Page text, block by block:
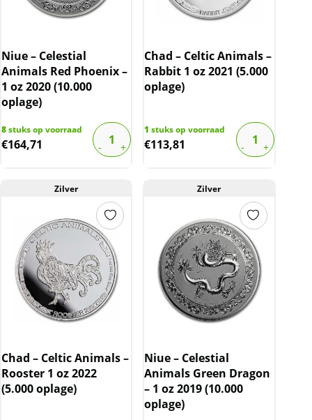
Niue – Celestial
Animals Red Phoenix –
1 oz 2020 (10.000
oplage)
8stuks op voorraad
€164,71
Chad – Celtic Animals –
Rabbit 1 oz 2021 (5.000
oplage)
1 stuks op voorraad
€113,81
Zilver
Chad – Celtic Animals –
Rooster 1 oz 2022
(5.000 oplage)
Zilver
Niue – Celestial
Animals Green Dragon
– 1 oz 2019 (10.000
oplage)